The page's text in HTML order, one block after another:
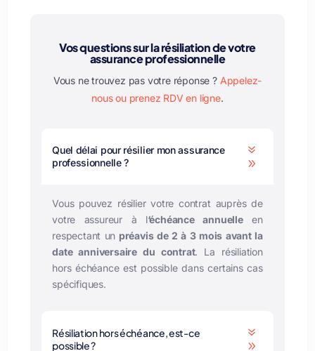
Vos questions sur la résiliation de votre
assurance professionnelle
Vous ne trouvez pas votre réponse ? Appelez-
nous ou prenez RDV en ligne.
Quel délai pour résilier mon assurance
professionnelle ?
7
9
Vous pouvez résilier votre contrat auprès de
votre assureur à l‘échéance annuelleen
respectant un préavis de 2 à 3 mois avant la
date anniversaire du contrat. La résiliation
hors échéance est possible dans certains cas
spécifiques.
Résiliation hors échéance, est-ce
possible ?
7
9